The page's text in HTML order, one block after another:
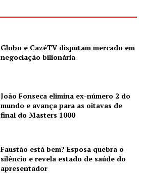
Globo e CazéTV disputam mercado em
negociação bilionária
João Fonseca elimina ex-número 2 do
mundo e avança para as oitavas de
final do Masters 1000
Faustão está bem? Esposa quebra o
silêncio e revela estado de saúde do
apresentador